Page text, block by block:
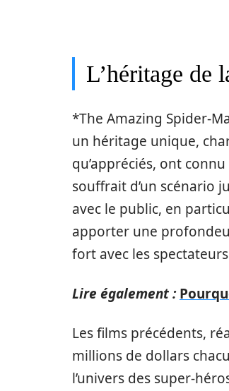
L’héritage de
*The Amazing Spider-
un héritage unique,
qu’appréciés, ont
souffrait d’un scénario
avec le public, en
apporter une
fort avec les
Lire également :
Les films précédents,
millions de dollars
l’univers des super-